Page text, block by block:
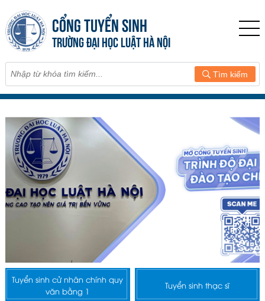
CỔNG TUYỂN SINH
TRƯỜNG ĐẠI HỌC LUẬT HÀ NỘI
Tìm kiếm
Tuyển sinh cử nhân chính quy
văn bằng 1
Tuyển sinh thạc sĩ